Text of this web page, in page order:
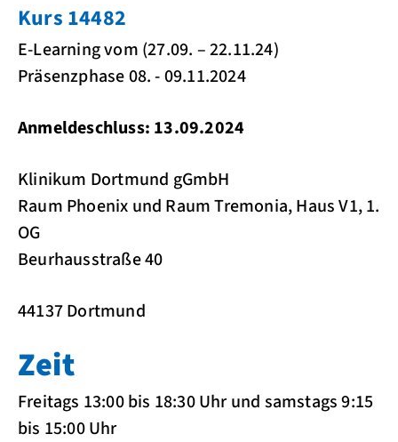
Kurs 14482
E-Learning vom (27.09. – 22.11.24)
Präsenzphase 08. - 09.11.2024
Anmeldeschluss: 13.09.2024
Klinikum Dortmund gGmbH
Raum Phoenix und Raum Tremonia, Haus V1, 1.
OG
Beurhausstraße 40
44137 Dortmund
Zeit
Freitags 13:00 bis 18:30 Uhr und samstags 9:15
bis 15:00 Uhr